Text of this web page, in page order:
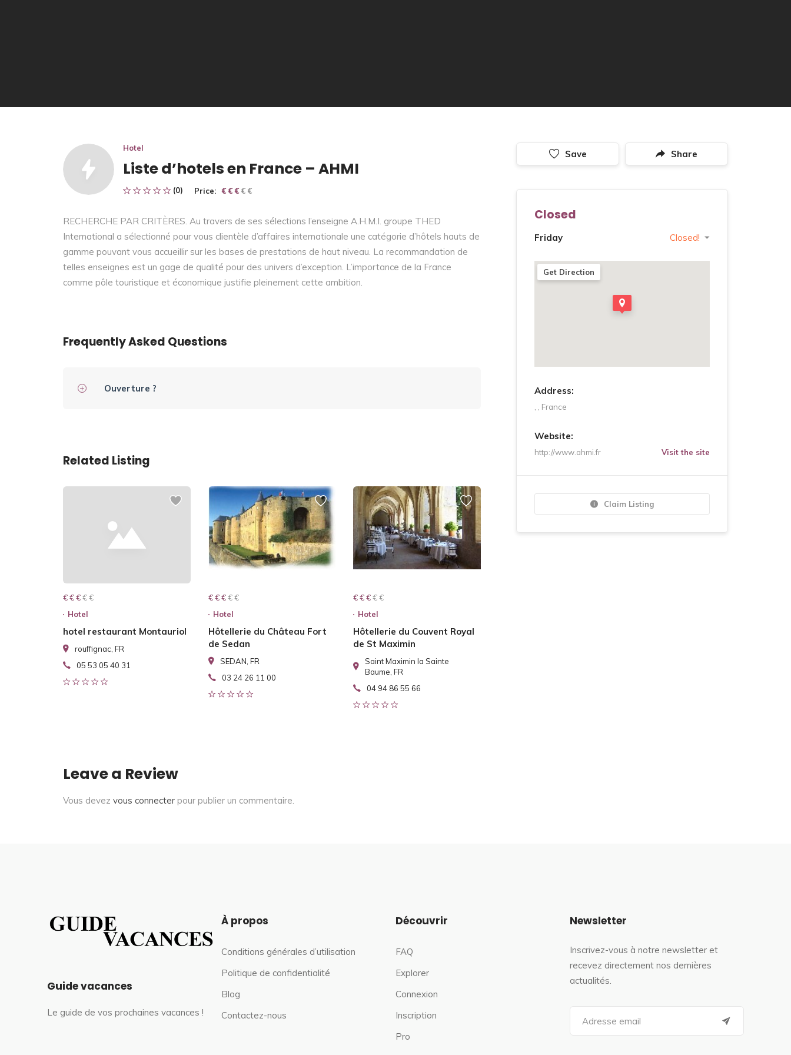
Hotel
Liste d’hotels en France – AHMI
(0) Price: € € € € €
€ € €
RECHERCHE PAR CRITÈRES. Au travers de ses sélections l’enseigne A.H.M.I. groupe THED
International a sélectionné pour vous clientèle d’affaires internationale une catégorie d’hôtels hauts de
gamme pouvant vous accueillir sur les bases de prestations de haut niveau. La recommandation de
telles enseignes est un gage de qualité pour des univers d’exception. L’importance de la France
comme pôle touristique et économique justifie pleinement cette ambition.
Frequently Asked Questions
Ouverture ?
Related Listing
€ € € € €
€ € €
Hotel
hotel restaurant Montauriol
rouffignac, FR
05 53 05 40 31
€ € € € €
€ € €
Hotel
Hôtellerie du Château Fort
de Sedan
SEDAN, FR
03 24 26 11 00
€ € € € €
€ € €
Hotel
Hôtellerie du Couvent Royal
de St Maximin
Saint Maximin la Sainte
Baume, FR
04 94 86 55 66
Leave a Review
Vous devez vous connecter pour publier un commentaire.
Save Share
Closed
Friday Closed!
Get Direction
Address:
, , France
Website:
http://www.ahmi.fr Visit the site
Claim Listing
Guide vacances
Le guide de vos prochaines vacances !
À propos
Conditions générales d’utilisation
Politique de confidentialité
Blog
Contactez-nous
Découvrir
FAQ
Explorer
Connexion
Inscription
Pro
Newsletter
Inscrivez-vous à notre newsletter et
recevez directement nos dernières
actualités.
a